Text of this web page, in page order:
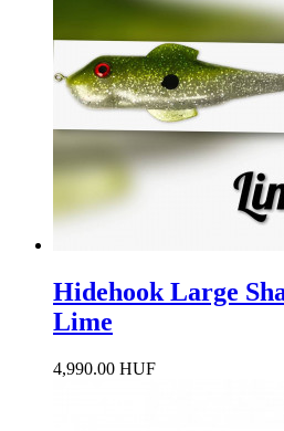
Hidehook Large
Lime
4,990.00 HUF